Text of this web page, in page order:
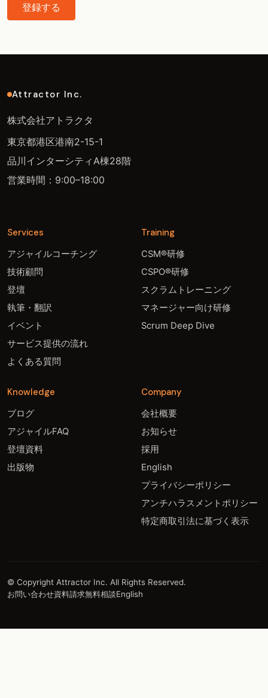
登録する
Attractor Inc.
株式会社アトラクタ
東京都港区港南2-15-1
品川インターシティA棟28階
営業時間：9:00–18:00
Services
アジャイルコーチング
技術顧問
登壇
執筆・翻訳
イベント
サービス提供の流れ
よくある質問
Training
CSM®研修
CSPO®研修
スクラムトレーニング
マネージャー向け研修
Scrum Deep Dive
Knowledge
ブログ
アジャイルFAQ
登壇資料
出版物
Company
会社概要
お知らせ
採用
English
プライバシーポリシー
アンチハラスメントポリシー
特定商取引法に基づく表示
© Copyright Attractor Inc. All Rights Reserved.
お問い合わせ資料請求無料相談English